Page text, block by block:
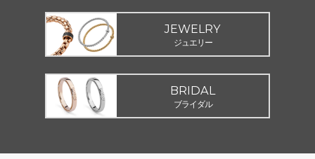
JEWELRY
ジュエリー
BRIDAL
ブライダル